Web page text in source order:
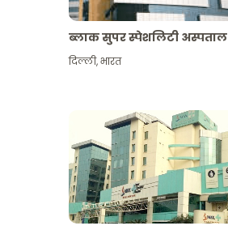
ब्लाक सुपर स्पेशलिटी अस्पताल
दिल्ली,भारत